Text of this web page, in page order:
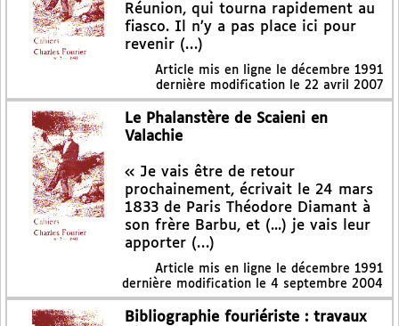
Réunion, qui tourna rapidement au
fiasco. Il n’y a pas place ici pour
revenir (…)
Article mis en ligne le décembre 1991
dernière modification le 22 avril 2007
Le Phalanstère de Scaieni en
Valachie
« Je vais être de retour
prochainement, écrivait le 24 mars
1833 de Paris Théodore Diamant à
son frère Barbu, et (...) je vais leur
apporter (…)
Article mis en ligne le décembre 1991
dernière modification le 4 septembre 2004
Bibliographie fouriériste : travaux